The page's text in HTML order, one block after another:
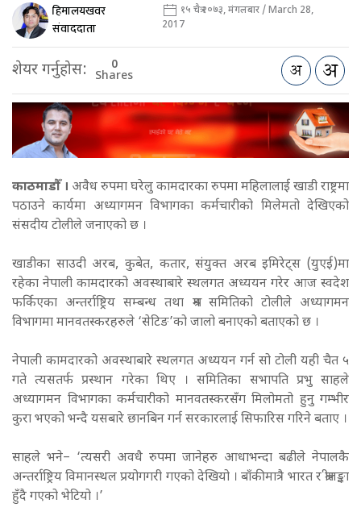
हिमालयखवर
संवाददाता
१५ चैत्र २०७३, मंगलबार / March 28,
2017
शेयर गर्नुहोस: 0
Shares
काठमाडौँ । अवैध रुपमा घरेलु कामदारका रुपमा महिलालाई खाडी राष्ट्रमा
पठाउने कार्यमा अध्यागमन विभागका कर्मचारीको मिलेमतो देखिएको
संसदीय टोलीले जनाएको छ ।
खाडीका साउदी अरब, कुबेत, कतार, संयुक्त अरब इमिरेट्स (युएई)मा
रहेका नेपाली कामदारको अवस्थाबारे स्थलगत अध्ययन गरेर आज स्वदेश
फर्किएका अन्तर्राष्ट्रिय सम्बन्ध तथा श्रम समितिको टोलीले अध्यागमन
विभागमा मानवतस्करहरुले ‘सेटिङ’को जालो बनाएको बताएको छ ।
नेपाली कामदारको अवस्थाबारे स्थलगत अध्ययन गर्न सो टोली यही चैत ५
गते त्यसतर्फ प्रस्थान गरेका थिए ।समितिका सभापति प्रभु साहले
अध्यागमन विभागका कर्मचारीको मानवतस्करसँग मिलोमतो हुनु गम्भीर
कुरा भएको भन्दै यसबारे छानबिन गर्न सरकारलाई सिफारिस गरिने बताए ।
साहले भने– ‘त्यसरी अवधै रुपमा जानेहरु आधाभन्दा बढीले नेपालकै
अन्तर्राष्ट्रिय विमानस्थल प्रयोगगरी गएको देखियो । बाँकीमात्रै भारत र श्रीलङ्का
हुँदै गएको भेटियो ।’